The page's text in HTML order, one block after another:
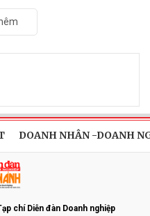
DOANH NHÂN -DOANH
chí Diễn đàn Doanh nghiệp